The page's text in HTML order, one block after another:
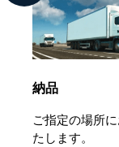
納品
ご指定の場所
たします。